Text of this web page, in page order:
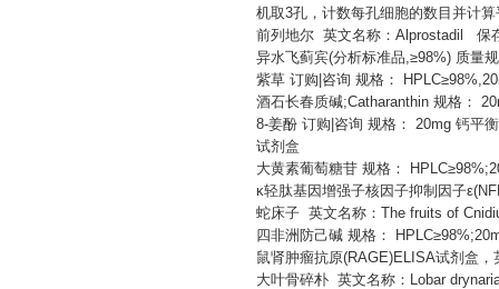
机取3孔，计数每孔细胞的数目并计
前列地尔 英文名称： Alprostadil 保
异水飞蓟宾(分析标准品,≥98%) 质量
紫草 订购 |咨询 规格：
酒石长春质碱;Catharanthin 规格：
8-姜酚 订购|咨询 规格： 20mg 钙平
试剂盒
大黄素葡萄糖苷 规格：
κ轻肽基因增强子核因子抑制因子
蛇床子 英文名称：
The fruits of
四非洲防己碱 规格：
鼠肾肿瘤抗原(RAGE)ELISA试剂盒
大叶骨碎朴 英文名称： Lobar